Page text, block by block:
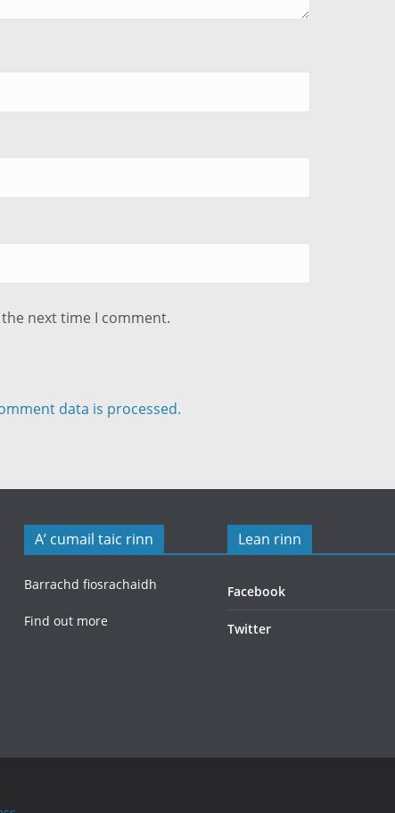
next time I comment.
data is processed.
A’ cumail taic rinn
Barrachd fiosrachaidh
Find out more
Lean rinn
Facebook
Twitter